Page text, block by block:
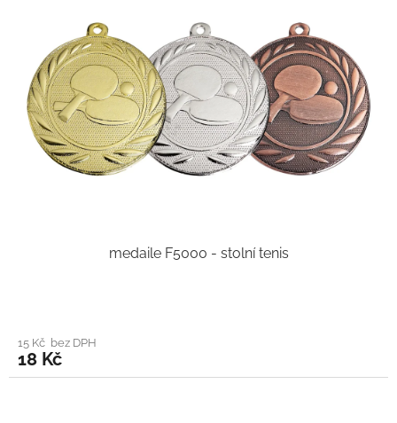
medaile F5000 - stolní tenis
15 Kč bez DPH
18 Kč